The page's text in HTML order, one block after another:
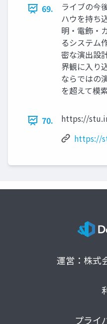
69.
ライブの今
ハウを持ち
明・電飾・
るシステム
密な演出設
界観に入り
ならではの
を超えて模
70.
https://
https://
運営：株式
プライ